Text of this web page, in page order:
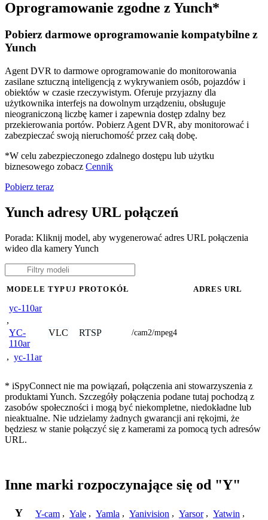
Oprogramowanie zgodne z Yunch*
Pobierz darmowe oprogramowanie kompatybilne z
Yunch
Agent DVR to darmowe oprogramowanie do monitorowania
zasilane sztuczną inteligencją z wykrywaniem osób, pojazdów i
obiektów w czasie rzeczywistym. Oferuje przyjazny dla
użytkownika interfejs na dowolnym urządzeniu, obsługuje
nieograniczoną liczbę kamer i zapewnia dostęp zdalny bez
przekierowania portów. Pobierz Agent DVR, aby monitorować i
zabezpieczać swoją nieruchomość przez całą dobę.
*W celu zabezpieczonego zdalnego dostępu lub użytku
biznesowego zobacz Cennik
Pobierz teraz
Yunch adresy URL połączeń
Porada: Kliknij model, aby wygenerować adres URL połączenia
wideo dla kamery Yunch
MODELE TYPUJ PROTOKÓŁ ADRES URL
yc-110ar
,
YC-
110ar
, yc-11ar
VLC RTSP /cam2/mpeg4
* iSpyConnect nie ma powiązań, połączenia ani stowarzyszenia z
produktami Yunch. Szczegóły połączenia podane tutaj pochodzą z
zasobów społeczności i mogą być niekompletne, niedokładne lub
nieaktualne. Nie udzielamy żadnych gwarancji ani rękojmi, że
będziesz w stanie połączyć się z kamerami za pomocą tych adresów
URL.
Inne marki rozpoczynające się od "Y"
Y Y-cam , Yale , Yamla , Yanivision , Yarsor , Yatwin ,